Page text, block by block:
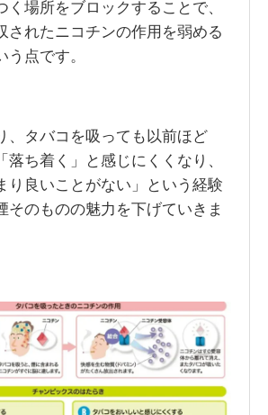
く場所をブロックすることで、
されたニコチンの作用を弱める
点です。
、タバコを吸っても以前ほど
落ち着く」と感じにくくなり、
り良いことがない」という経験
そのものの魅力を下げていきま